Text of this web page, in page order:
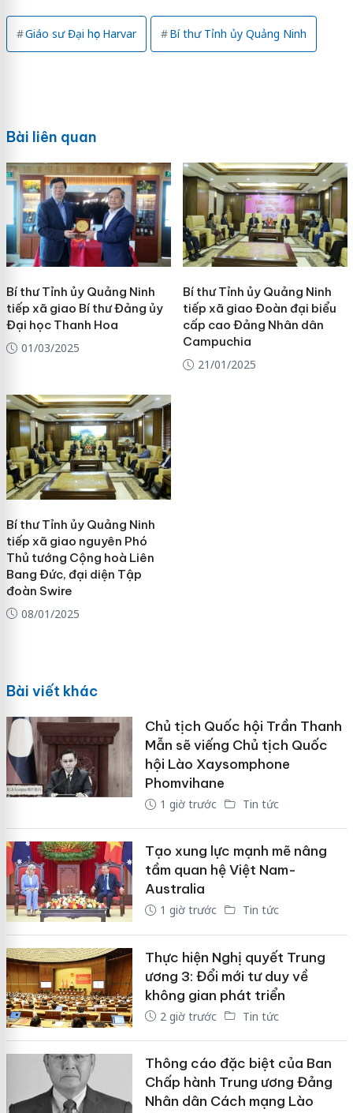
Giáo sư Đại học Harvar Bí thư Tỉnh ủy Quảng Ninh
Bài liên quan
Bí thư Tỉnh ủy Quảng Ninh
tiếp xã giao Bí thư Đảng ủy
Đại học Thanh Hoa
01/03/2025
Bí thư Tỉnh ủy Quảng Ninh
tiếp xã giao Đoàn đại biểu
cấp cao Đảng Nhân dân
Campuchia
21/01/2025
Bí thư Tỉnh ủy Quảng Ninh
tiếp xã giao nguyên Phó
Thủ tướng Cộng hoà Liên
Bang Đức, đại diện Tập
đoàn Swire
08/01/2025
Bài viết khác
Chủ tịch Quốc hội Trần Thanh
Mẫn sẽ viếng Chủ tịch Quốc
hội Lào Xaysomphone
Phomvihane
1 giờ trước Tin tức
Tạo xung lực mạnh mẽ nâng
tầm quan hệ Việt Nam-
Australia
1 giờ trước Tin tức
Thực hiện Nghị quyết Trung
ương 3: Đổi mới tư duy về
không gian phát triển
2 giờ trước Tin tức
Thông cáo đặc biệt của Ban
Chấp hành Trung ương Đảng
Nhân dân Cách mạng Lào